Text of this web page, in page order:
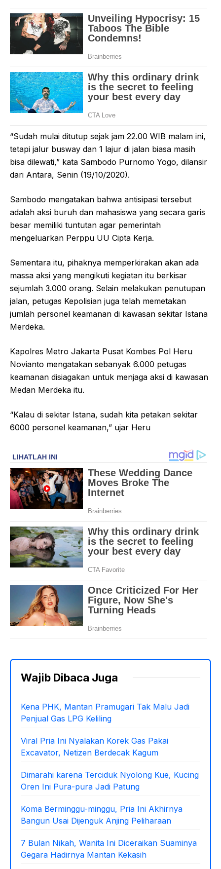
“Sudah mulai ditutup sejak jam 22.00 WIB malam ini,
tetapi jalur busway dan 1 lajur di jalan biasa masih
bisa dilewati,” kata Sambodo Purnomo Yogo, dilansir
dari Antara, Senin (19/10/2020).
Sambodo mengatakan bahwa antisipasi tersebut
adalah aksi buruh dan mahasiswa yang secara garis
besar memiliki tuntutan agar pemerintah
mengeluarkan Perppu UU Cipta Kerja.
Sementara itu, pihaknya memperkirakan akan ada
massa aksi yang mengikuti kegiatan itu berkisar
sejumlah 3.000 orang. Selain melakukan penutupan
jalan, petugas Kepolisian juga telah memetakan
jumlah personel keamanan di kawasan sekitar Istana
Merdeka.
Kapolres Metro Jakarta Pusat Kombes Pol Heru
Novianto mengatakan sebanyak 6.000 petugas
keamanan disiagakan untuk menjaga aksi di kawasan
Medan Merdeka itu.
“Kalau di sekitar Istana, sudah kita petakan sekitar
6000 personel keamanan,” ujar Heru
Wajib Dibaca Juga
Kena PHK, Mantan Pramugari Tak Malu Jadi
Penjual Gas LPG Keliling
Viral Pria Ini Nyalakan Korek Gas Pakai
Excavator, Netizen Berdecak Kagum
Dimarahi karena Terciduk Nyolong Kue, Kucing
Oren Ini Pura-pura Jadi Patung
Koma Berminggu-minggu, Pria Ini Akhirnya
Bangun Usai Dijenguk Anjing Peliharaan
7 Bulan Nikah, Wanita Ini Diceraikan Suaminya
Gegara Hadirnya Mantan Kekasih